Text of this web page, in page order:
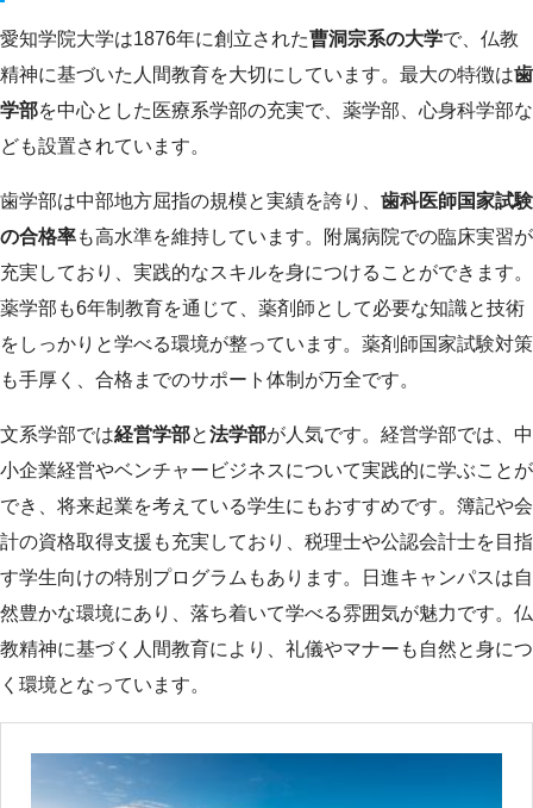
愛知学院大学は1876年に創立された曹洞宗系の大学で、仏教
精神に基づいた人間教育を大切にしています。最大の特徴は歯
学部を中心とした医療系学部の充実で、薬学部、心身科学部な
ども設置されています。
歯学部は中部地方屈指の規模と実績を誇り、 歯科医師国家試験
の合格率も高水準を維持しています。附属病院での臨床実習が
充実しており、実践的なスキルを身につけることができます。
薬学部も6年制教育を通じて、薬剤師として必要な知識と技術
をしっかりと学べる環境が整っています。薬剤師国家試験対策
も手厚く、合格までのサポート体制が万全です。
文系学部では経営学部と法学部が人気です。経営学部では、中
小企業経営やベンチャービジネスについて実践的に学ぶことが
でき、将来起業を考えている学生にもおすすめです。簿記や会
計の資格取得支援も充実しており、税理士や公認会計士を目指
す学生向けの特別プログラムもあります。日進キャンパスは自
然豊かな環境にあり、落ち着いて学べる雰囲気が魅力です。仏
教精神に基づく人間教育により、礼儀やマナーも自然と身につ
く環境となっています。